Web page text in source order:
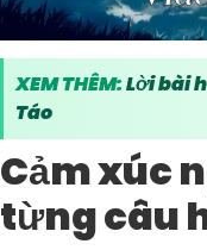
XEM THÊM:Lời bài
Táo
Cảm xúc
từng câu